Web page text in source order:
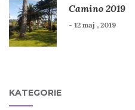
Camino 2019
- 12 maj , 2019
KATEGORIE